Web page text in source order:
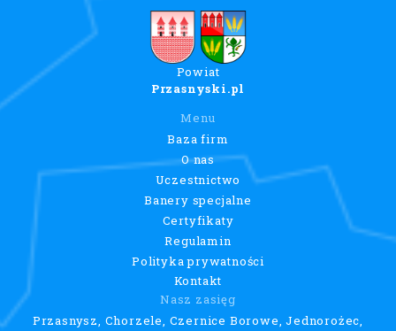
Powiat
Przasnyski.pl
Menu
Baza firm
O nas
Uczestnictwo
Banery specjalne
Certyfikaty
Regulamin
Polityka prywatności
Kontakt
Nasz zasięg
Przasnysz, Chorzele, Czernice Borowe, Jednorożec,